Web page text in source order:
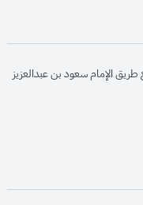
طريق الإمام سعود بن عبدالعزيز